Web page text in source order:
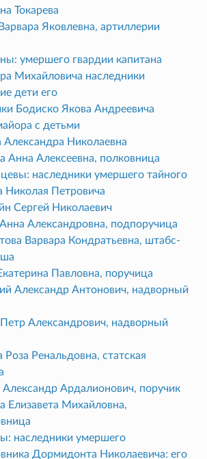
Токарева
Яковлевна, артиллерии
умершего гвардии капитана
Михайловича наследники
дети его
Бодиско Якова Андреевича
с детьми
Александра Николаевна
Анна Алексеевна, полковница
наследники умершего тайного
Николая Петровича
Сергей Николаевич
Александровна, подпоручица
Варвара Кондратьевна, штабс-
Павловна, поручица
Александр Антонович, надворный
Александрович, надворный
Роза Ренальдовна, статская
Ардалионович, поручик
Елизавета Михайловна,
наследники умершего
Дормидонта Николаевича: его